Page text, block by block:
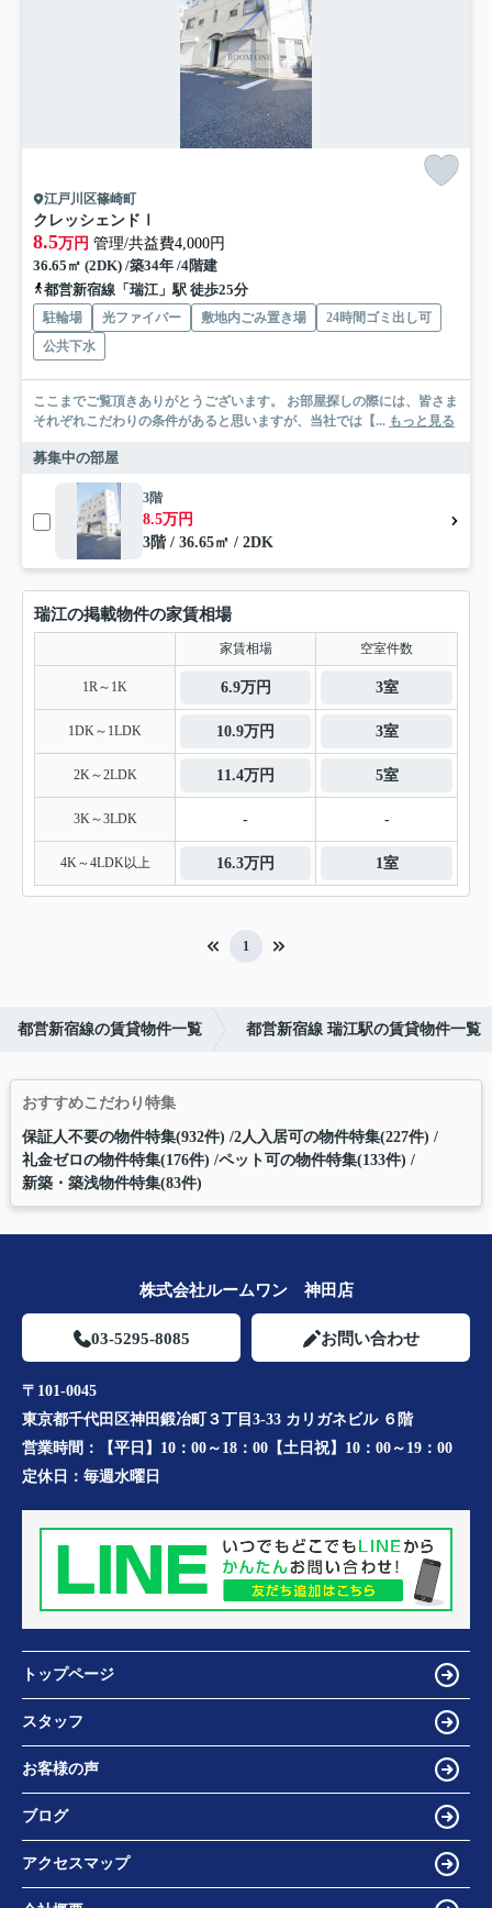
江戸川区篠崎町
クレッシェンドⅠ
8.5万円 管理/共益費4,000円
36.65㎡ (2DK) /築34年 /4階建
都営新宿線「瑞江」駅 徒歩25分
駐輪場 光ファイバー 敷地内ごみ置き場
24時間ゴミ出し可
公共下水
ここまでご覧頂きありがとうございます。 お部屋探しの際には、皆さま
それぞれこだわりの条件があると思いますが、当社では【... もっと見る
募集中の部屋
3階
8.5万円
3階 / 36.65㎡ / 2DK
瑞江の掲載物件の家賃相場
家賃相場 空室件数
1R～1K 6.9万円 3室
1DK～1LDK 10.9万円 3室
2K～2LDK 11.4万円 5室
3K～3LDK - -
4K～4LDK以上 16.3万円 1室
1
都営新宿線の賃貸物件一覧 都営新宿線 瑞江駅の賃貸物件一覧
おすすめこだわり特集
保証人不要の物件特集(932件) 2人入居可の物件特集(227件)
礼金ゼロの物件特集(176件) ペット可の物件特集(133件)
新築・築浅物件特集(83件)
株式会社ルームワン 神田店
03-5295-8085 お問い合わせ
〒101-0045
東京都千代田区神田鍛冶町３丁目3-33 カリガネビル ６階
営業時間：
【平日】10：00～18：00【土日祝】10：00～19：00
定休日： 毎週水曜日
トップページ
スタッフ
お客様の声
ブログ
アクセスマップ